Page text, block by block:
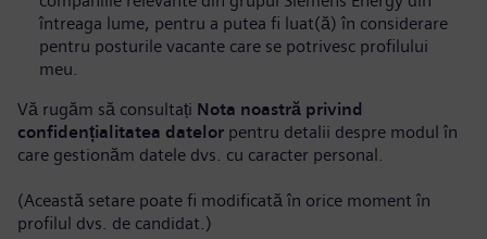
întreaga lume, pentru a putea fi luat(ă) în considerare
pentru posturile vacante care se potrivesc profilului
meu.
Vă rugăm să consultați Nota noastră privind
confidențialitatea datelor pentru detalii despre modul în
care gestionăm datele dvs. cu caracter personal.
(Această setare poate fi modificată în orice moment în
profilul dvs. de candidat.)